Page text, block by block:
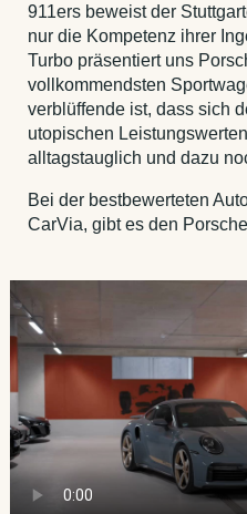
911ers beweist der
nur die Kompetenz ihrer
Turbo präsentiert uns
vollkommendsten
verblüffende ist, dass sich
utopischen
alltagstauglich und dazu
Bei der bestbewerteten
CarVia, gibt es den